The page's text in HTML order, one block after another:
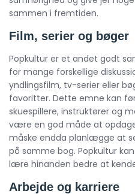
sammen i fremtiden.
Film, serier og bøger
Popkultur er et andet godt
for mange forskellige
yndlingsfilm, tv-serier eller
favoritter. Dette emne kan
skuespillere, instruktører og
være en god måde at
måske endda planlægge at
på samme bog. Popkultur
lære hinanden bedre at
Arbejde og karriere